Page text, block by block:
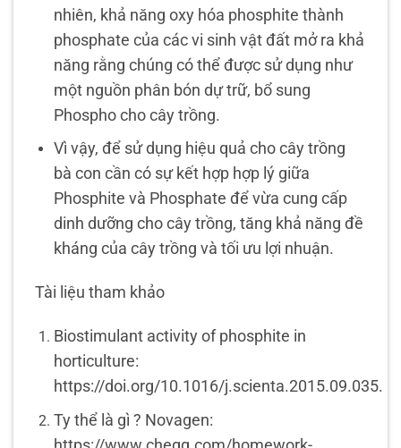
nhiên, khả năng oxy hóa phosphite thành
phosphate của các vi sinh vật đất mở ra khả
năng rằng chúng có thể được sử dụng như
một nguồn phân bón dự trữ, bổ sung
Phospho cho cây trồng.
Vì vậy, để sử dụng hiệu quả cho cây trồng
bà con cần có sự kết hợp hợp lý giữa
Phosphite và Phosphate để vừa cung cấp
dinh dưỡng cho cây trồng, tăng khả năng đề
kháng của cây trồng và tối ưu lợi nhuận.
Tài liệu tham khảo
Biostimulant activity of phosphite in
horticulture:
https://doi.org/10.1016/j.scienta.2015.09.035.
Ty thể là gì ? Novagen: